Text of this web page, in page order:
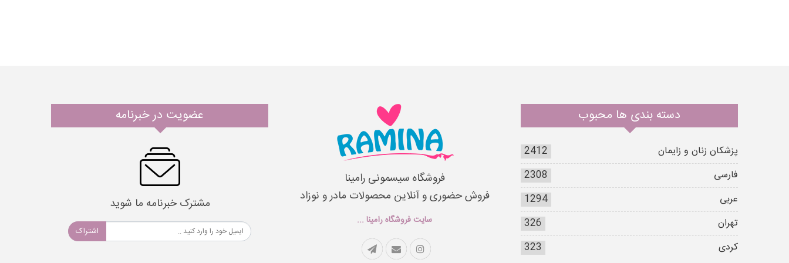
دسته بندی ها محبوب
پزشکان زنان و زایمان
2412
فارسی
2308
عربی
1294
تهران
326
کردی
323
فروشگاه سیسمونی رامینا
فروش حضوری و آنلاین محصولات مادر و نوزاد
سایت فروشگاه رامینا ...
عضویت در خبرنامه
مشترک خبرنامه ما شوید
اشتراک